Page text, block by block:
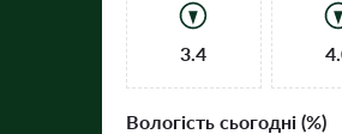
3.4
Вологість сьогодні (%)